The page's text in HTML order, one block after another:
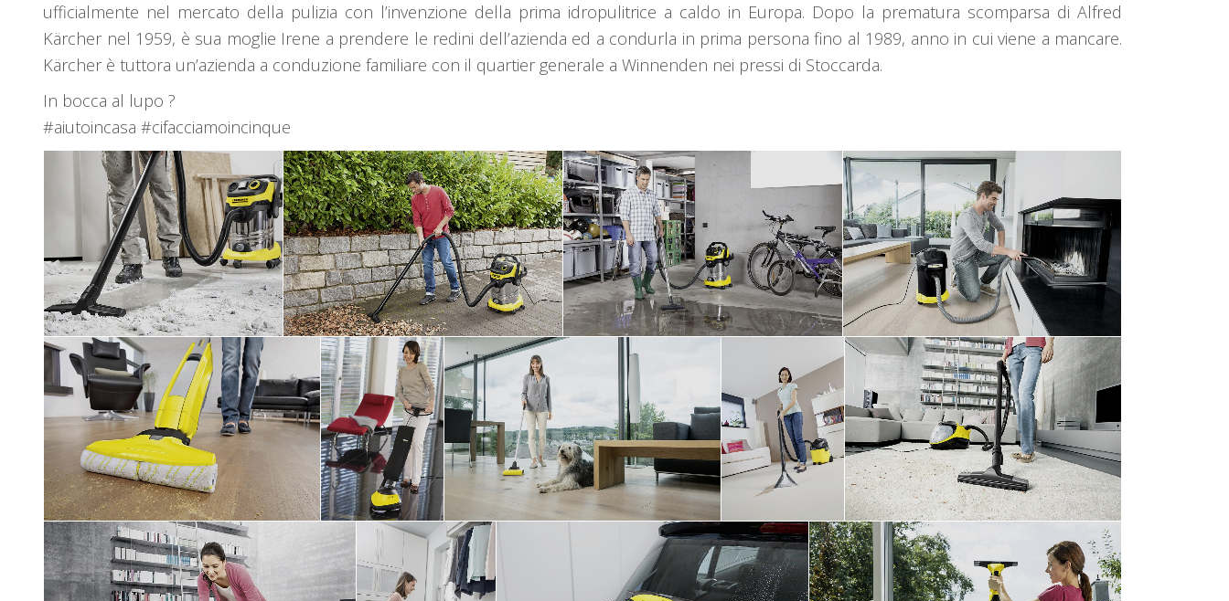
ufficialmente nel mercato della pulizia con l’invenzione della prima idropulitrice a caldo in Europa. Dopo la prematura scomparsa di Alfred
Kärcher nel 1959, è sua moglie Irene a prendere le redini dell’azienda ed a condurla in prima persona fino al 1989, anno in cui viene a mancare.
Kärcher è tuttora un’azienda a conduzione familiare con il quartier generale a Winnenden nei pressi di Stoccarda.
In bocca al lupo ?
#aiutoincasa #cifacciamoincinque